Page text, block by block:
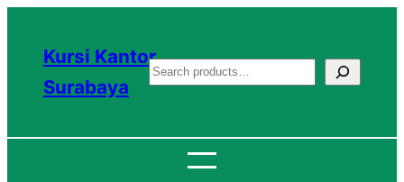
konten
Kursi Kantor
Surabaya
S
a